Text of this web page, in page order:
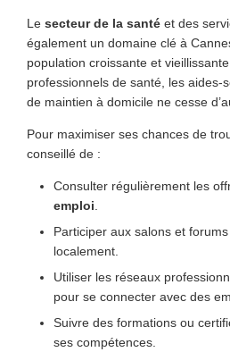
Le secteur de la santé et des
également un domaine clé à
population croissante et
professionnels de santé, les aides-
de maintien à domicile ne cesse
Pour maximiser ses chances de
conseillé de :
Consulter régulièrement les
emploi.
Participer aux salons et
localement.
Utiliser les réseaux
pour se connecter avec des
Suivre des formations ou
ses compétences.